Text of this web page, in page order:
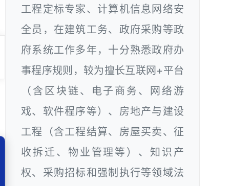
工程定标专家、计算机信息网络安
全员，在建筑工务、政府采购等政
府系统工作多年，十分熟悉政府办
事程序规则，较为擅长互联网+平台
（含区块链、电子商务、网络游
戏、软件程序等）、房地产与建设
工程（含工程结算、房屋买卖、征
收拆迁、物业管理等）、知识产
权、采购招标和强制执行等领域法